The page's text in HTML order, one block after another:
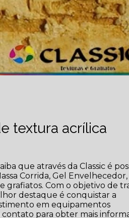
textura acrílica
que através da Classic é
Corrida, Gel Envelhecedor,
grafiatos. Com o objetivo de
destaque é conquistar a
em equipamentos
para obter mais